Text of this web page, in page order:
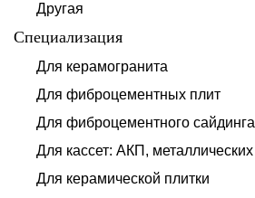
Другая
Специализация
Для керамогранита
Для фиброцементных плит
Для фиброцементного сайдинга
Для кассет: АКП, металлических
Для керамической плитки